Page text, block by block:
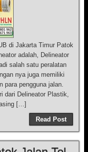
di Jakarta Timur Patok
adalah, Delineator
salah satu peralatan
nya juga memiliki
para pengguna jalan.
dari Delineator Plastik,
[…]
Read Post